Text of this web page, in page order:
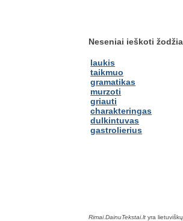
Neseniai ieškoti
laukis
taikmuo
gramatikas
murzoti
griauti
charakteringas
dulkintuvas
gastrolierius
Rimai.DainuTekstai.lt yra